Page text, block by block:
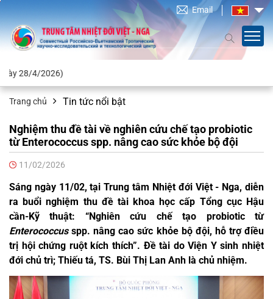
Email
Trang chủ Tin tức nổi bật
Nghiệm thu đề tài về nghiên cứu chế tạo probiotic
từ Enterococcus spp. nâng cao sức khỏe bộ đội
11/02/2026
Sáng ngày 11/02, tại Trung tâm Nhiệt đới Việt - Nga, diễn
ra buổi nghiệm thu đề tài khoa học cấp Tổng cục Hậu
cần-Kỹ thuật: “Nghiên cứu chế tạo probiotic từ
Enterococcusspp. nâng cao sức khỏe bộ đội, hỗ trợ điều
trị hội chứng ruột kích thích”. Đề tài do Viện Y sinh nhiệt
đới chủ trì; Thiếu tá, TS. Bùi Thị Lan Anh là chủ nhiệm.